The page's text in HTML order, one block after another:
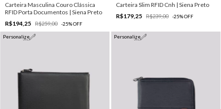
Carteira Masculina Couro Clássica
RFID Porta Documentos | Siena Preto
R$194,25
R$259,00 -25%OFF
Carteira Slim RFID Cnh | Siena Preto
R$179,25
R$239,00 -25%OFF
Personalize Personalize